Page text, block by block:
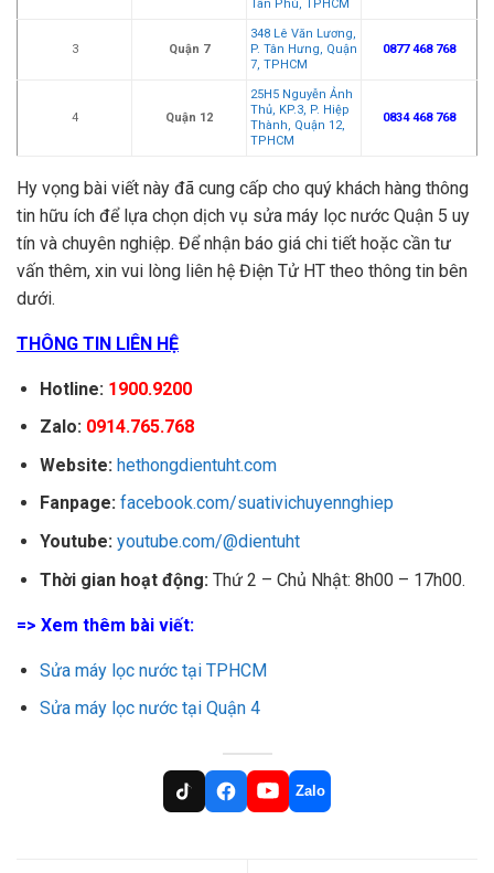
Tân Phú, TPHCM
3 Quận 7
348 Lê Văn Lương,
P. Tân Hưng, Quận
7, TPHCM
0877 468 768
4 Quận 12
25H5 Nguyễn Ảnh
Thủ, KP.3, P. Hiệp
Thành, Quận 12,
TPHCM
0834 468 768
Hy vọng bài viết này đã cung cấp cho quý khách hàng thông
tin hữu ích để lựa chọn dịch vụ sửa máy lọc nước Quận 5 uy
tín và chuyên nghiệp. Để nhận báo giá chi tiết hoặc cần tư
vấn thêm, xin vui lòng liên hệ Điện Tử HT theo thông tin bên
dưới.
THÔNG TIN LIÊN HỆ
Hotline: 1900.9200
Zalo: 0914.765.768
Website: hethongdientuht.com
Fanpage: facebook.com/suativichuyennghiep
Youtube: youtube.com/@dientuht
Thời gian hoạt động: Thứ 2 – Chủ Nhật: 8h00 – 17h00.
=> Xem thêm bài viết:
Sửa máy lọc nước tại TPHCM
Sửa máy lọc nước tại Quận 4
Zalo